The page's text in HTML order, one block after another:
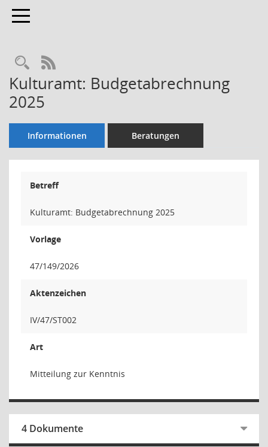
Toggle navigation
Rechercheauswahl
RSS-Feed
Kulturamt: Budgetabrechnung
2025
Informationen Beratungen
Betreff
Kulturamt: Budgetabrechnung 2025
Vorlage
47/149/2026
Aktenzeichen
IV/47/ST002
Art
Mitteilung zur Kenntnis
4 Dokumente